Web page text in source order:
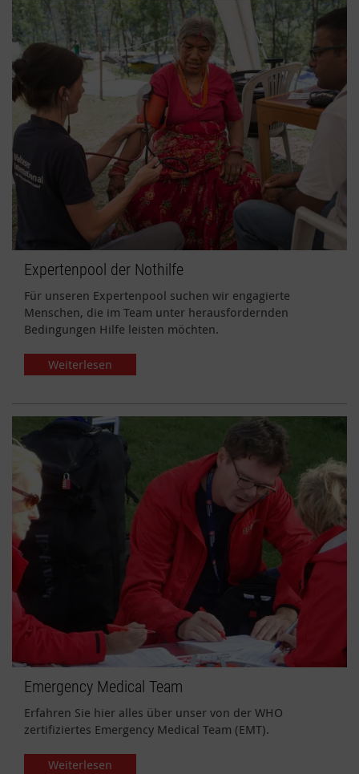
Expertenpool der Nothilfe
Für unseren Expertenpool suchen wir engagierte
Menschen, die im Team unter herausfordernden
Bedingungen Hilfe leisten möchten.
Weiterlesen
Emergency Medical Team
Erfahren Sie hier alles über unser von der WHO
zertifiziertes Emergency Medical Team (EMT).
Weiterlesen